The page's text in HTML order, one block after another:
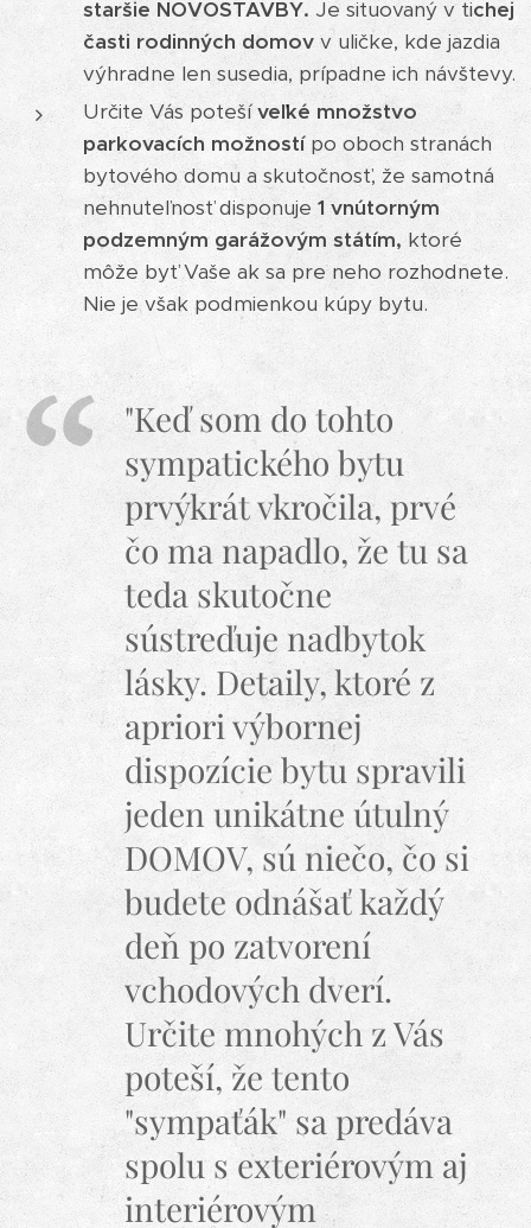
staršie NOVOSTAVBY.Je situovaný v tichej
časti rodinných domov v uličke, kde jazdia
výhradne len susedia, prípadne ich návštevy.
Určite Vás potešíveľké množstvo
parkovacích možností po oboch stranách
bytového domu a skutočnosť, že samotná
nehnuteľnosť disponuje 1 vnútorným
podzemným garážovým státím, ktoré
môže byť Vaše ak sa pre neho rozhodnete.
Nie je však podmienkou kúpy bytu.
"Keď som do tohto
sympatického bytu
prvýkrát vkročila, prvé
čo ma napadlo, že tu sa
teda skutočne
sústreďuje nadbytok
lásky. Detaily, ktoré z
apriori výbornej
dispozície bytu spravili
jeden unikátne útulný
DOMOV, sú niečo, čo si
budete odnášať každý
deň po zatvorení
vchodových dverí.
Určite mnohých z Vás
poteší, že tento
"sympaťák" sa predáva
spolu s exteriérovým aj
interiérovým